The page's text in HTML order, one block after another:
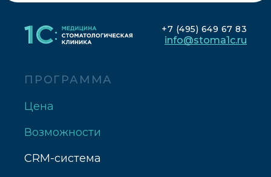
+7 (495) 649 67 83
info@stoma1c.ru
ПРОГРАММА
Цена
Возможности
CRM-система